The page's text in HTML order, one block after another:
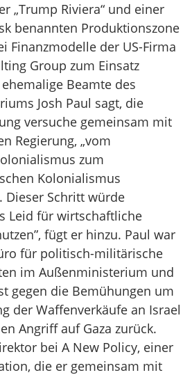
„Trump Riviera“ und einer
benannten Produktionszone
Finanzmodelle der US-Firma
Group zum Einsatz
Beamte des
Josh Paul sagt, die
versuche gemeinsam mit
Regierung, „vom
zum
Kolonialismus
Dieser Schritt würde
Leid für wirtschaftliche
fügt er hinzu. Paul war
für politisch-militärische
im Außenministerium und
gegen die Bemühungen um
der Waffenverkäufe an Israel
Angriff auf Gaza zurück.
bei A New Policy, einer
die er gemeinsam mit